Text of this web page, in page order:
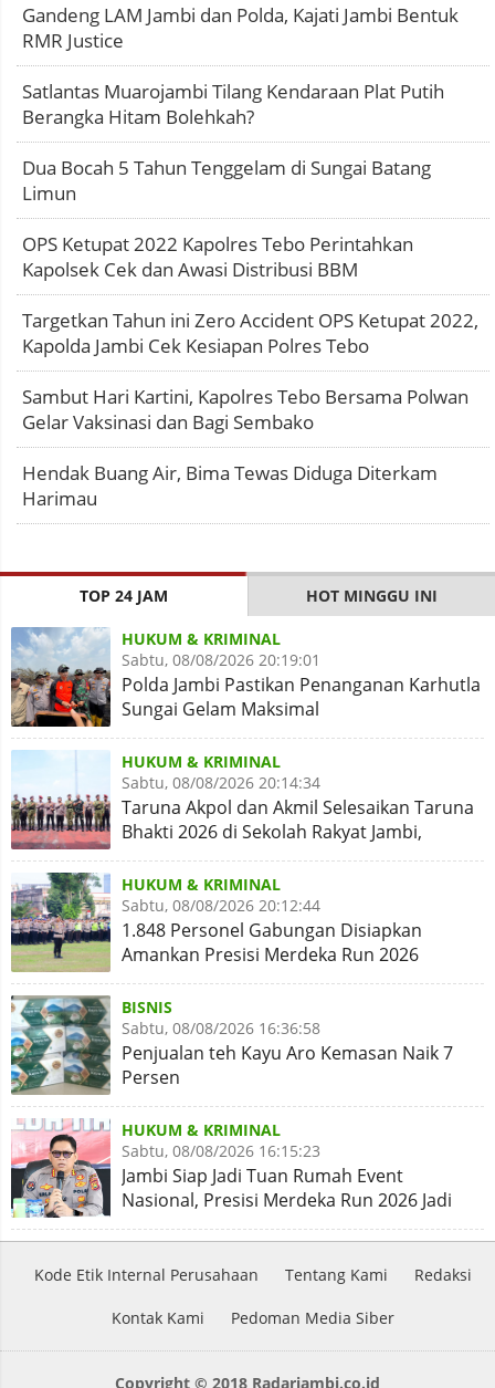
Gandeng LAM Jambi dan Polda, Kajati Jambi Bentuk
RMR Justice
Satlantas Muarojambi Tilang Kendaraan Plat Putih
Berangka Hitam Bolehkah?
Dua Bocah 5 Tahun Tenggelam di Sungai Batang
Limun
OPS Ketupat 2022 Kapolres Tebo Perintahkan
Kapolsek Cek dan Awasi Distribusi BBM
Targetkan Tahun ini Zero Accident OPS Ketupat 2022,
Kapolda Jambi Cek Kesiapan Polres Tebo
Sambut Hari Kartini, Kapolres Tebo Bersama Polwan
Gelar Vaksinasi dan Bagi Sembako
Hendak Buang Air, Bima Tewas Diduga Diterkam
Harimau
TOP 24 JAM HOT MINGGU INI
HUKUM & KRIMINAL
Sabtu, 08/08/2026 20:19:01
Polda Jambi Pastikan Penanganan Karhutla
Sungai Gelam Maksimal
HUKUM & KRIMINAL
Sabtu, 08/08/2026 20:14:34
Taruna Akpol dan Akmil Selesaikan Taruna
Bhakti 2026 di Sekolah Rakyat Jambi,
Kegiatan Aman Lancar
HUKUM & KRIMINAL
Sabtu, 08/08/2026 20:12:44
1.848 Personel Gabungan Disiapkan
Amankan Presisi Merdeka Run 2026
BISNIS
Sabtu, 08/08/2026 16:36:58
Penjualan teh Kayu Aro Kemasan Naik 7
Persen
HUKUM & KRIMINAL
Sabtu, 08/08/2026 16:15:23
Jambi Siap Jadi Tuan Rumah Event
Nasional, Presisi Merdeka Run 2026 Jadi
Momentum Pembuktian
Kode Etik Internal Perusahaan Tentang Kami Redaksi
Kontak Kami Pedoman Media Siber
Copyright © 2018 Radarjambi.co.id